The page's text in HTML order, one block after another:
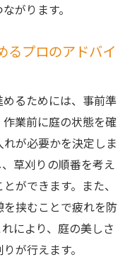
がります。
るプロのアドバイ
るためには、事前準
業前に庭の状態を確
が必要かを決定しま
草刈りの順番を考え
ができます。また、
挟むことで疲れを防
により、庭の美しさ
が行えます。